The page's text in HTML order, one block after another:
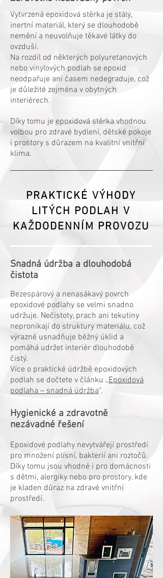
Vytvrzená epoxidová stěrka je stálý,
inertní materiál, který se dlouhodobě
nemění a neuvolňuje těkavé látky do
ovzduší.
Na rozdíl od některých polyuretanových
nebo vinylových podlah se epoxid
neodpařuje ani časem nedegraduje, což
je důležité zejména v obytných
interiérech.
Díky tomu je epoxidová stěrka vhodnou
volbou pro zdravé bydlení, dětské pokoje
i prostory s důrazem na kvalitní vnitřní
klima.
PRAKTICKÉ VÝHODY
LITÝCH PODLAH V
KAŽDODENNÍM PROVOZU
Snadná údržba a dlouhodobá
čistota
Bezespárový a nenasákavý povrch
epoxidové podlahy se velmi snadno
udržuje. Nečistoty, prach ani tekutiny
nepronikají do struktury materiálu, což
výrazně usnadňuje běžný úklid a
pomáhá udržet interiér dlouhodobě
čistý.
Více o praktické údržbě epoxidových
podlah se dočtete v článku „Epoxidová
podlaha – snadná údržba“.
Hygienické a zdravotně
nezávadné řešení
Epoxidové podlahy nevytvářejí prostředí
pro množení plísní, bakterií ani roztočů.
Díky tomu jsou vhodné i pro domácnosti
s dětmi, alergiky nebo pro prostory, kde
je kladen důraz na zdravé vnitřní
prostředí.